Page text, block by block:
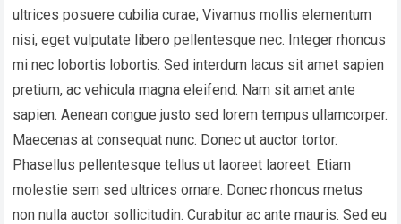
ultrices posuere cubilia curae; Vivamus mollis elementum
nisi, eget vulputate libero pellentesque nec. Integer rhoncus
mi nec lobortis lobortis. Sed interdum lacus sit amet sapien
pretium, ac vehicula magna eleifend. Nam sit amet ante
sapien. Aenean congue justo sed lorem tempus ullamcorper.
Maecenas at consequat nunc. Donec ut auctor tortor.
Phasellus pellentesque tellus ut laoreet laoreet. Etiam
molestie sem sed ultrices ornare. Donec rhoncus metus
non nulla auctor sollicitudin. Curabitur ac ante mauris. Sed eu